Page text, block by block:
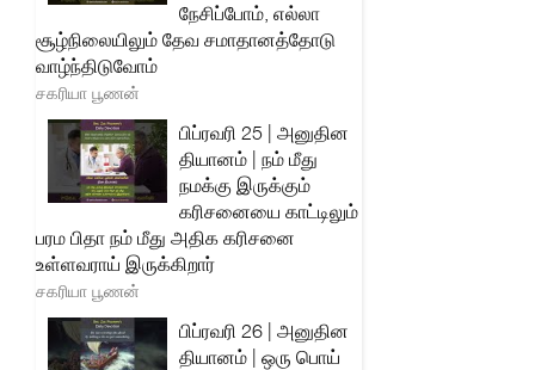
நேசிப்போம், எல்லா
சூழ்நிலையிலும் தேவ சமாதானத்தோடு
வாழ்ந்திடுவோம்
சகரியா பூணன்
பிப்ரவரி 25 | அனுதின
தியானம் | நம் மீது
நமக்கு இருக்கும்
கரிசனையை காட்டிலும்
பரம பிதா நம் மீது அதிக கரிசனை
உள்ளவராய் இருக்கிறார்
சகரியா பூணன்
பிப்ரவரி 26 | அனுதின
தியானம் | ஒரு பொய்